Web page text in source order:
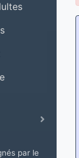
par le